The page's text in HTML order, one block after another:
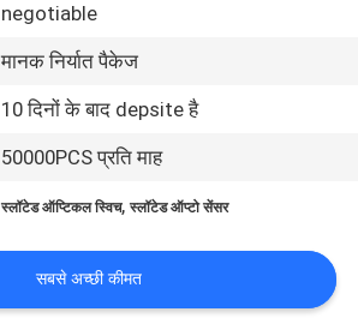
negotiable
मानक निर्यात पैकेज
10 दिनों के बाद depsite है
50000PCS प्रति माह
स्लॉटेड ऑप्टिकल स्विच,स्लॉटेड ऑप्टो सेंसर
सबसे अच्छी कीमत